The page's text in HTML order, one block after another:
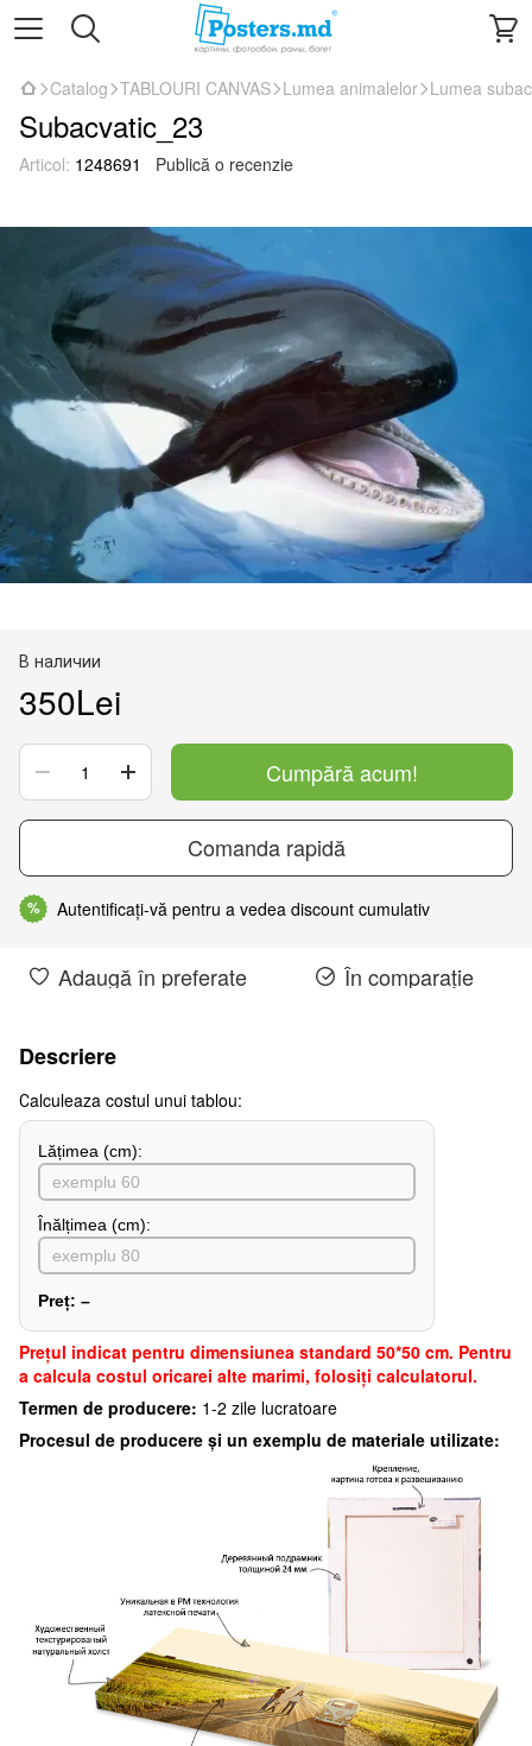
Catalog TABLOURI CANVAS Lumea animalelor Lumea
Subacvatic_23
Articol: 1248691 Publică o recenzie
В наличии
350Lei
Cumpără acum!
Comanda rapidă
% Autentificați-vă pentru a vedea discount cumulativ
Adaugă în preferate În comparație
Descriere
Сalculeaza costul unui tablou:
Lățimea (сm):
Înălțimea (cm):
Preț: –
Preţul indicat pentru dimensiunea standard 50*50 cm. Pentru
a calcula costul oricarei alte marimi, folosiți calculatorul.
Termen de producere: 1-2 zile lucratoare
Procesul de producere și un exemplu de materiale utilizate: